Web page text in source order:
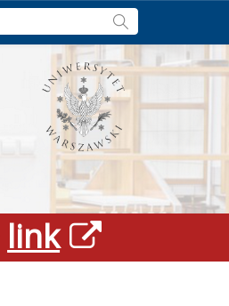
Szukaj:
link